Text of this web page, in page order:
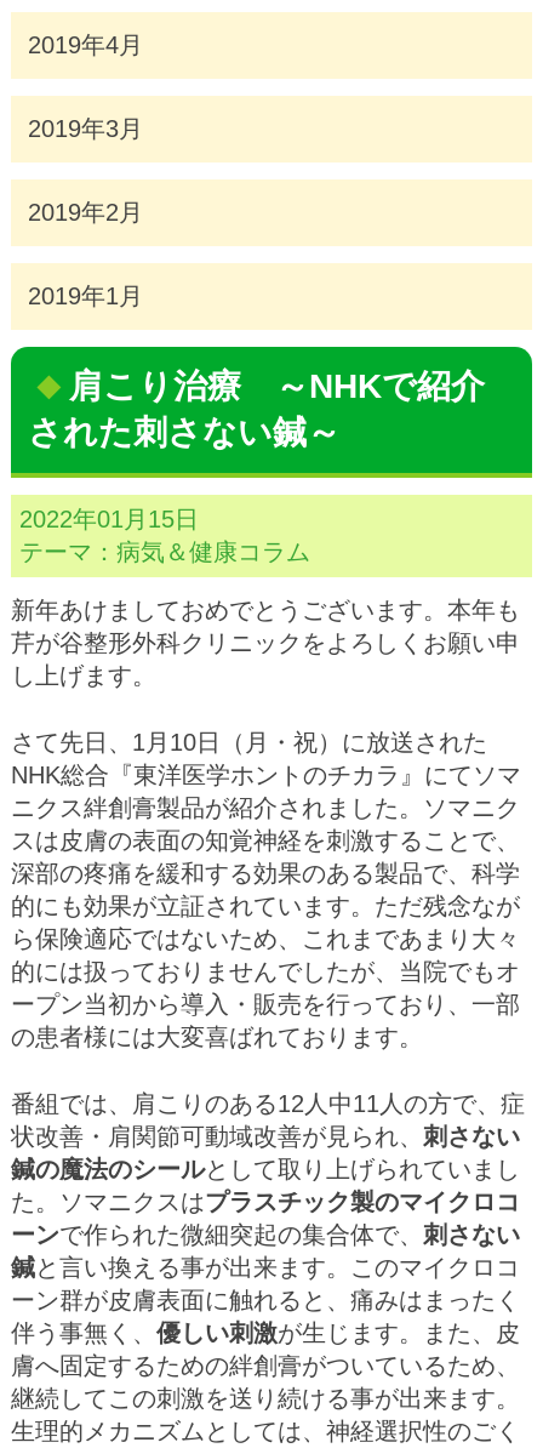
2019年4月
2019年3月
2019年2月
2019年1月
肩こり治療 ～NHKで紹介
された刺さない鍼～
2022年01月15日
テーマ： 病気＆健康コラム
新年あけましておめでとうございます。本年も
芹が谷整形外科クリニックをよろしくお願い申
し上げます。
さて先日、1月10日（月・祝）に放送された
NHK総合『東洋医学ホントのチカラ』にてソマ
ニクス絆創膏製品が紹介されました。ソマニク
スは皮膚の表面の知覚神経を刺激することで、
深部の疼痛を緩和する効果のある製品で、科学
的にも効果が立証されています。ただ残念なが
ら保険適応ではないため、これまであまり大々
的には扱っておりませんでしたが、当院でもオ
ープン当初から導入・販売を行っており、一部
の患者様には大変喜ばれております。
番組では、肩こりのある12人中11人の方で、症
状改善・肩関節可動域改善が見られ、 刺さない
鍼の魔法のシールとして取り上げられていまし
た。ソマニクスはプラスチック製のマイクロコ
ーンで作られた微細突起の集合体で、 刺さない
鍼と言い換える事が出来ます。このマイクロコ
ーン群が皮膚表面に触れると、痛みはまったく
伴う事無く、 優しい刺激が生じます。また、皮
膚へ固定するための絆創膏がついているため、
継続してこの刺激を送り続ける事が出来ます。
生理的メカニズムとしては、神経選択性のごく